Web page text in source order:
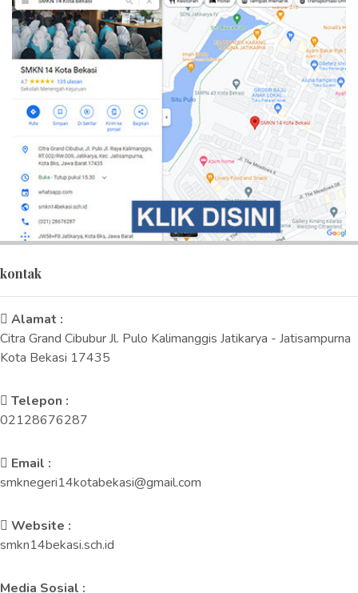
kontak
Alamat :
Citra Grand Cibubur Jl. Pulo Kalimanggis Jatikarya - Jatisampurna
Kota Bekasi 17435
Telepon :
02128676287
Email :
smknegeri14kotabekasi@gmail.com
Website :
smkn14bekasi.sch.id
Media Sosial :